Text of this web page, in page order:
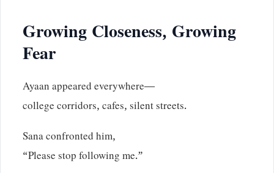
Growing Closeness, Growing
Fear
Ayaan appeared everywhere—
college corridors, cafes, silent streets.
Sana confronted him,
“Please stop following me.”